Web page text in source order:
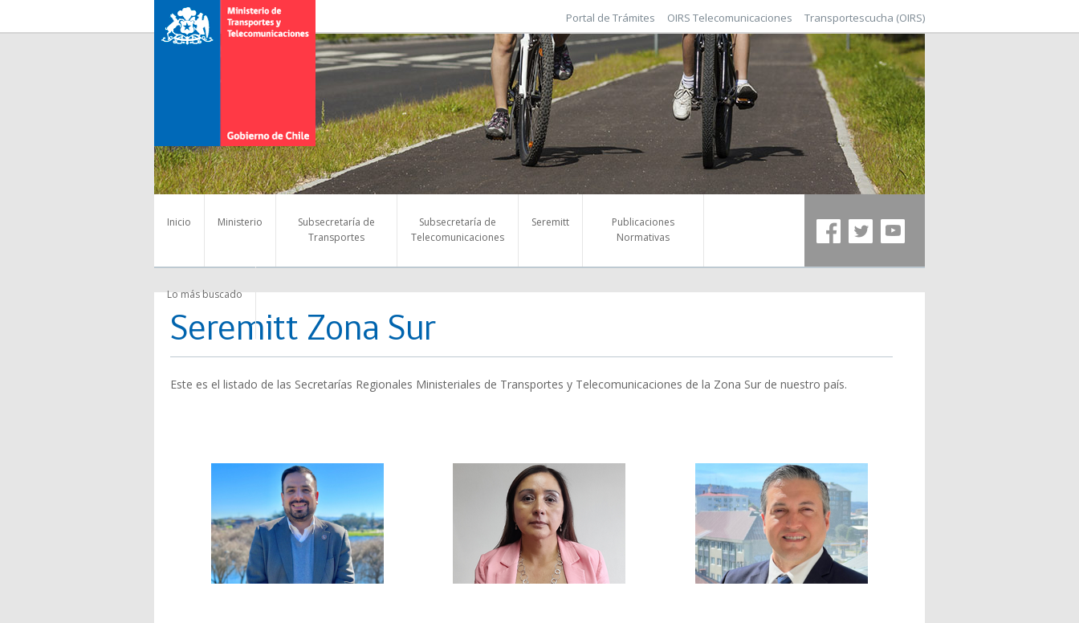
Transportescucha (OIRS)
OIRS Telecomunicaciones
Portal de Trámites
Inicio Ministerio
Subsecretaría de
Transportes
Subsecretaría de
Telecomunicaciones
Seremitt
Publicaciones
Normativas
Lo más buscado
Seremitt Zona Sur
Este es el listado de las Secretarías Regionales Ministeriales de Transportes y Telecomunicaciones de la Zona Sur de nuestro país.